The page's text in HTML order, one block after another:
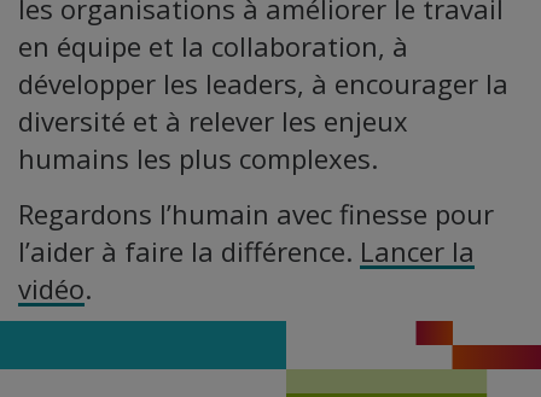
les organisations à améliorer le travail
en équipe et la collaboration, à
développer les leaders, à encourager la
diversité et à relever les enjeux
humains les plus complexes.
Regardons l’humain avec finesse pour
l’aider à faire la différence. Lancer la
vidéo.